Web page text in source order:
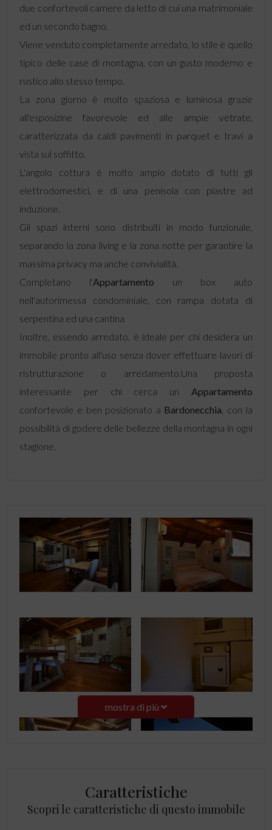
due confortevoli camere da letto di cui una matrimoniale
ed un secondo bagno.
Viene venduto completamente arredato, lo stile è quello
tipico delle case di montagna, con un gusto moderno e
rustico allo stesso tempo.
La zona giorno è molto spaziosa e luminosa grazie
all'esposizine favorevole ed alle ampie vetrate,
caratterizzata da caldi pavimenti in parquet e travi a
vista sul soffitto.
L'angolo cottura è molto ampio dotato di tutti gli
elettrodomestici, e di una penisola con piastre ad
induzione.
Gli spazi interni sono distribuiti in modo funzionale,
separando la zona living e la zona notte per garantire la
massima privacy ma anche convivialità.
Completano l'Appartamento un box auto
nell'autorimessa condominiale, con rampa dotata di
serpentina ed una cantina
Inoltre, essendo arredato, è ideale per chi desidera un
immobile pronto all'uso senza dover effettuare lavori di
ristrutturazione o arredamento.Una proposta
interessante per chi cerca un Appartamento
confortevole e ben posizionato a Bardonecchia , con la
possibilità di godere delle bellezze della montagna in ogni
stagione.
mostra di più
Caratteristiche
Scopri le caratteristiche di questo immobile